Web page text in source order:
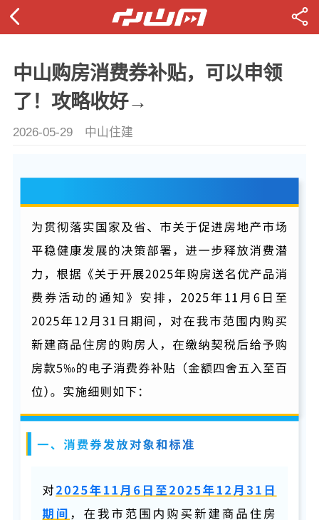
中山购房消费券补贴，可以申领
了！攻略收好→
2026-05-29 中山住建